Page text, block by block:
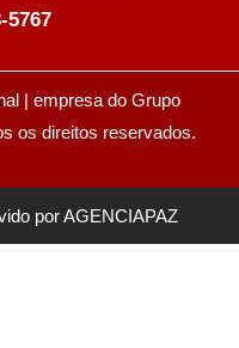
5767
| empresa do Grupo
os direitos reservados.
porAGENCIAPAZ